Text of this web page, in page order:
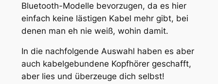
Bluetooth-Modelle bevorzugen, da es hier
einfach keine lästigen Kabel mehr gibt, bei
denen man eh nie weiß, wohin damit.
In die nachfolgende Auswahl haben es aber
auch kabelgebundene Kopfhörer geschafft,
aber lies und überzeuge dich selbst!